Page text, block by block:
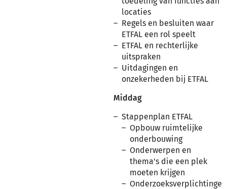
locaties
Regels en besluiten waar
ETFAL een rol speelt
ETFAL en rechterlijke
uitspraken
Uitdagingen en
onzekerheden bij ETFAL
Middag
Stappenplan ETFAL
Opbouw ruimtelijke
onderbouwing
Onderwerpen en
thema's die een plek
moeten krijgen
Onderzoeksverplichtinge